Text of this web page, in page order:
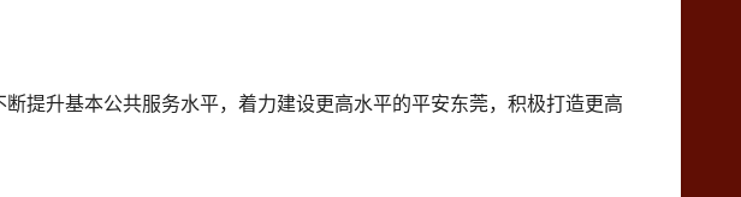
提升基本公共服务水平，着力建设更高水平的平安东莞，积极打造更高